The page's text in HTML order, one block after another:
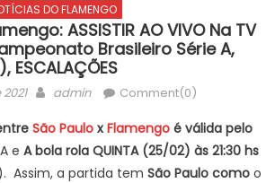
DO FLAMENGO
ASSISTIR AO VIVO Na TV
Brasileiro Série A,
ESCALAÇÕES
Author
admin Comment(0)
São Paulox Flamengo é válida pelo
e A bola rola QUINTA (25/02) às 21:30 hs
Assim, a partida tem São Paulo comoo